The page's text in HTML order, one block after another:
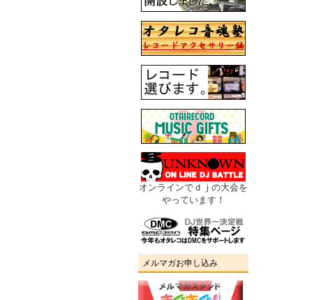
オンラインでｄｊの大会を
やっています！
メルマガお申し込み